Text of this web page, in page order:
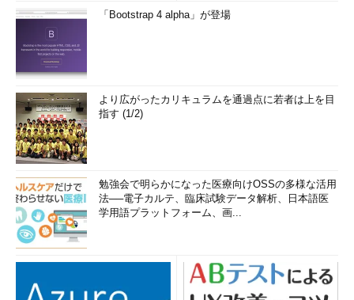
「Bootstrap 4 alpha」が登場
より広がったカリキュラムを通過点に若者は上を目
指す (1/2)
勉強会で明らかになった医療向けOSSの多様な活用
法──電子カルテ、臨床試験データ解析、日本語医
学用語プラットフォーム、画...